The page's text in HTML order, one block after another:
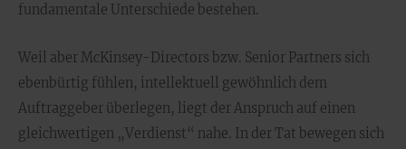
fundamentale Unterschiede bestehen.
Weil aber McKinsey-Directors bzw. Senior Partners sich
ebenbürtig fühlen, intellektuell gewöhnlich dem
Auftraggeber überlegen, liegt der Anspruch auf einen
gleichwertigen „Verdienst“ nahe. In der Tat bewegen sich